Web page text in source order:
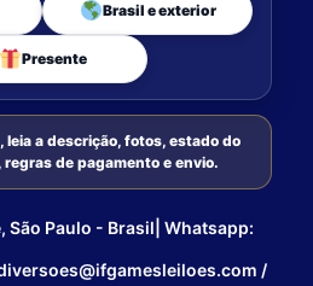
Brasil e exterior
Presente
leia a descrição, fotos, estado do
de pagamento e envio.
São Paulo - Brasil| Whatsapp:
/